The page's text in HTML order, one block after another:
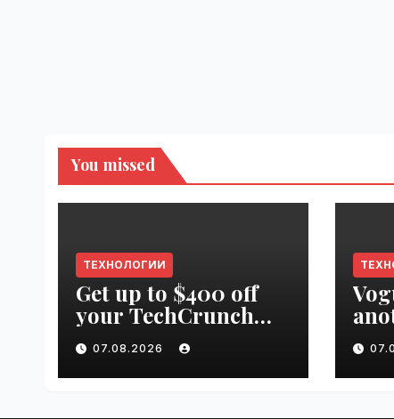
You missed
ТЕХНОЛОГИИ
Get up to $400 off
your TechCrunch
Disrupt 2026 pass
until tomorrow |
VseTime.ru
07.08.2026